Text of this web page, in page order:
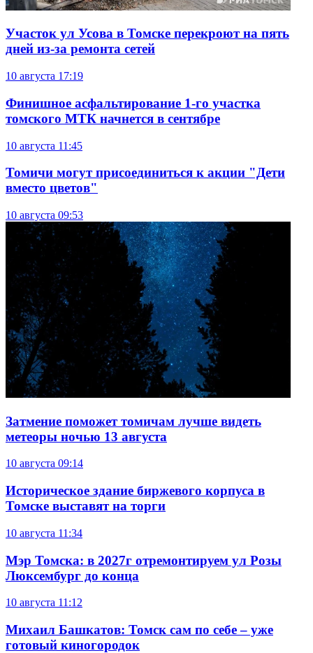
Участок ул Усова в Томске перекроют на пять
дней из-за ремонта сетей
10 августа 17:19
Финишное асфальтирование 1-го участка
томского МТК начнется в сентябре
10 августа 11:45
Томичи могут присоединиться к акции "Дети
вместо цветов"
10 августа 09:53
Затмение поможет томичам лучше видеть
метеоры ночью 13 августа
10 августа 09:14
Историческое здание биржевого корпуса в
Томске выставят на торги
10 августа 11:34
Мэр Томска: в 2027г отремонтируем ул Розы
Люксембург до конца
10 августа 11:12
Михаил Башкатов: Томск сам по себе – уже
готовый киногородок